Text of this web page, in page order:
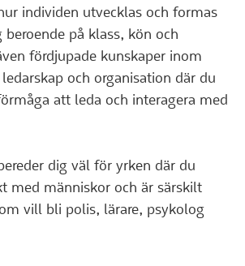
individen utvecklas och formas
på klass, kön och
fördjupade kunskaper inom
och organisation där du
att leda och interagera med
dig väl för yrken där du
med människor och är särskilt
vill bli polis, lärare, psykolog